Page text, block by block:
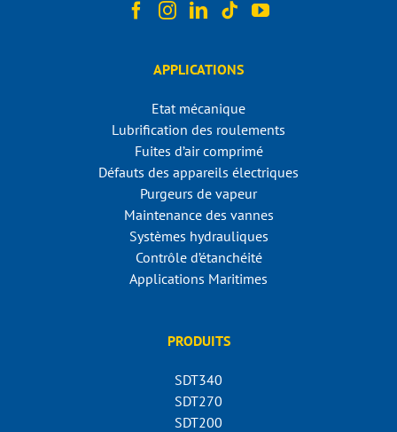
APPLICATIONS
Etat mécanique
Lubrification des roulements
Fuites d’air comprimé
Défauts des appareils électriques
Purgeurs de vapeur
Maintenance des vannes
Systèmes hydrauliques
Contrôle d’étanchéité
Applications Maritimes
PRODUITS
SDT340
SDT270
SDT200